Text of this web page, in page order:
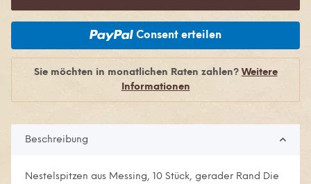
Consent erteilen
Sie möchten in monatlichen Raten zahlen? Weitere
Informationen
Beschreibung
Nestelspitzen aus Messing, 10 Stück, gerader Rand Die